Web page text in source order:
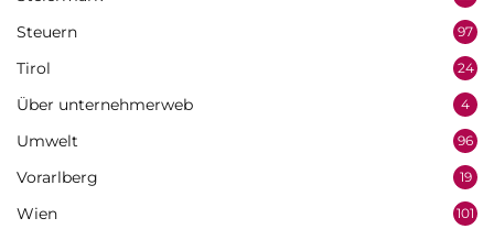
Steuern 97
Tirol 24
Über unternehmerweb 4
Umwelt 96
Vorarlberg 19
Wien 101